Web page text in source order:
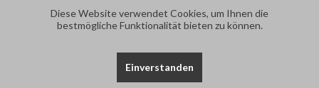
Diese Website verwendet Cookies, um Ihnen die
bestmögliche Funktionalität bieten zu können.
Einverstanden